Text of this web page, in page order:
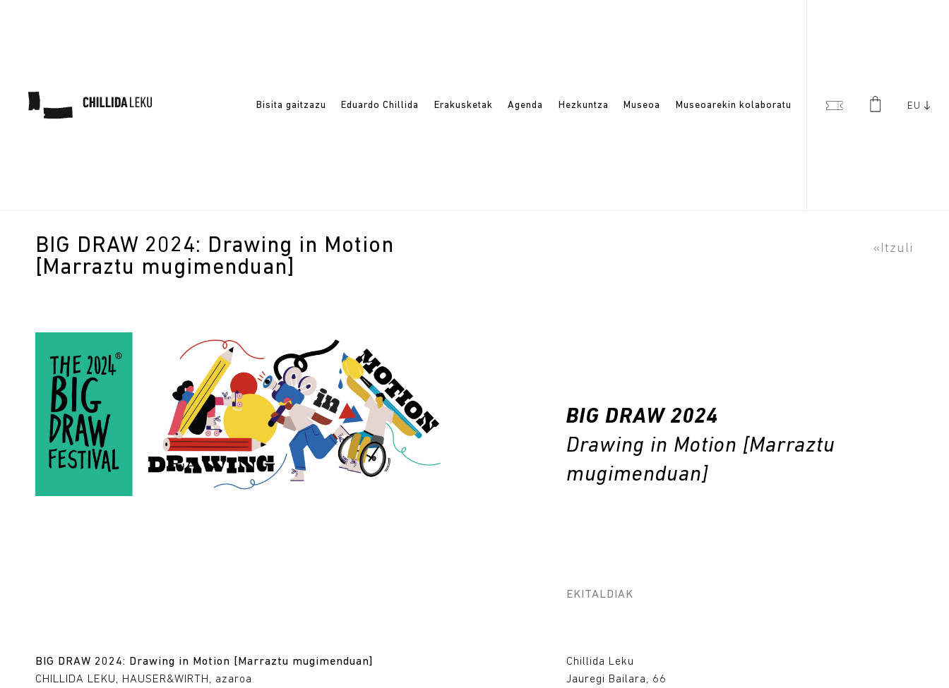
Bisita gaitzazu Eduardo Chillida Erakusketak Agenda Hezkuntza Museoa Museoarekin kolaboratu EU
BIG DRAW 2024: Drawing in Motion
[Marraztu mugimenduan]
«Itzuli
BIG DRAW 2024
Drawing in Motion [Marraztu
mugimenduan]
EKITALDIAK
BIG DRAW 2024: Drawing in Motion [Marraztu mugimenduan]
CHILLIDA LEKU, HAUSER&WIRTH, azaroa
Chillida Leku
Jauregi Bailara, 66